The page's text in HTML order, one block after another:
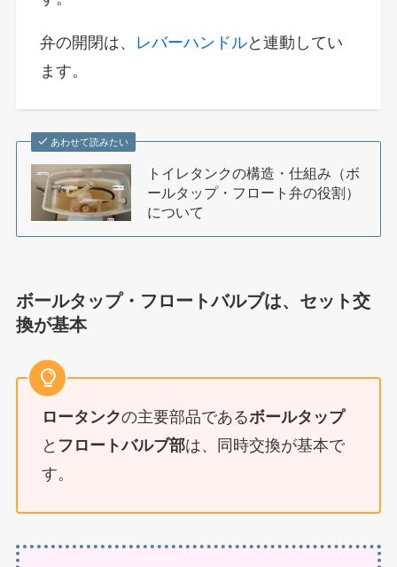
弁の開閉は、 レバーハンドルと連動してい
ます。
あわせて読みたい
トイレタンクの構造・仕組み（ボ
ールタップ・フロート弁の役割）
について
ボールタップ・フロートバルブは、セット交
換が基本
ロータンクの主要部品であるボールタップ
と フロートバルブ部は、同時交換が基本で
す。